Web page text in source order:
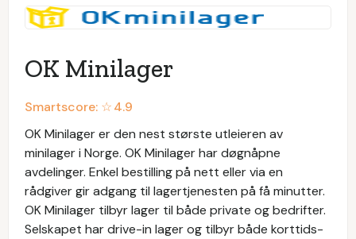
OK Minilager
Smartscore: ☆4.9
OK Minilager er den nest største utleieren av
minilager i Norge. OK Minilager har døgnåpne
avdelinger. Enkel bestilling på nett eller via en
rådgiver gir adgang til lagertjenesten på få minutter.
OK Minilager tilbyr lager til både private og bedrifter.
Selskapet har drive-in lager og tilbyr både korttids-